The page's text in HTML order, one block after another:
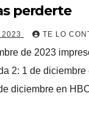
perderte
2023 TE LO
de 2023
2: 1 de
diciembre en